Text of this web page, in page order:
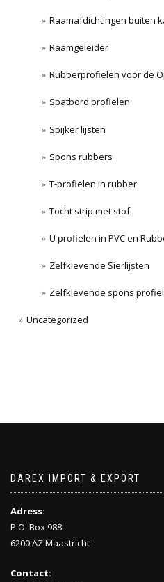
Raamafdichtingen buiten
Raamgeleider
Rubberprofielen voor de
Spatbord profielen
Spijker lijsten
Spons rubbers
T-profielen in rubber
Tocht strip met stof
U profielen in PVC en
Zelfklevende Sierlijsten
Zelfklevende spons
Uncategorized
DAREX IMPORT & EXPORT
Adress:
P.O. Box 988
6200 AZ Maastricht
Contact: